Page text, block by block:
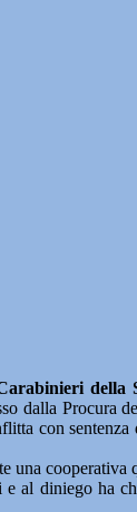
della
dalla
con
cooperativa
al diniego ha